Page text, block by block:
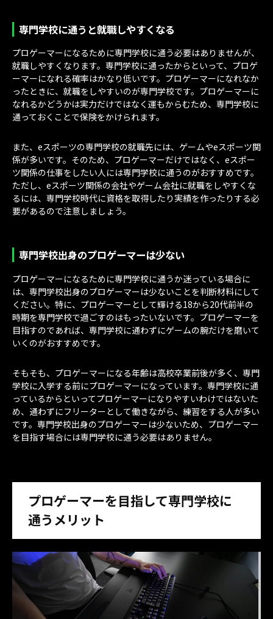
専門学校に通うと就職しやすくなる
プロゲーマーになるために専門学校に通う必要はありませんが、
就職しやすくなります。専門学校に通ったからといって、プロゲ
ーマーになれる確率はかなり低いです。プロゲーマーになれなか
ったときに、就職をしやすいのが専門学校です。プロゲーマーに
なれるかどうかは実力だけではなく運もからむため、専門学校に
通っておくことで保険をかけられます。
また、eスポーツの専門学校の就職先には、ゲームやeスポーツ関
係が多いです。そのため、プロゲーマーだけではなく、eスポー
ツ関係の仕事をしたい人には専門学校に通うのがおすすめです。
ただし、eスポーツ関係の会社やゲーム会社に就職をしやすくな
るには、専門学校時代に資格を取得したり実績を作ったりする必
要があるので注意しましょう。
専門学校出身のプロゲーマーは少ない
プロゲーマーになるために専門学校に通うか迷っている場合に
は、専門学校出身のプロゲーマーは少ないことを判断材料にして
ください。特に、プロゲーマーとして輝ける18から20代前半の
時期を専門学校で過ごすのはもったいないです。プロゲーマーを
目指すのであれば、専門学校に通わずにゲームの腕だけを磨いて
いくのがおすすめです。
そもそも、プロゲーマーになる年齢は高校卒業前後が多く、専門
学校に入学する前にプロゲーマーになっています。専門学校に通
っているからといってプロゲーマーになりやすいわけではないた
め、通わずにフリーターとして働きながら、練習をする人が多い
です。専門学校出身のプロゲーマーは少ないため、プロゲーマー
を目指す場合には専門学校に通う必要はありません。
プロゲーマーを目指して専門学校に
通うメリット